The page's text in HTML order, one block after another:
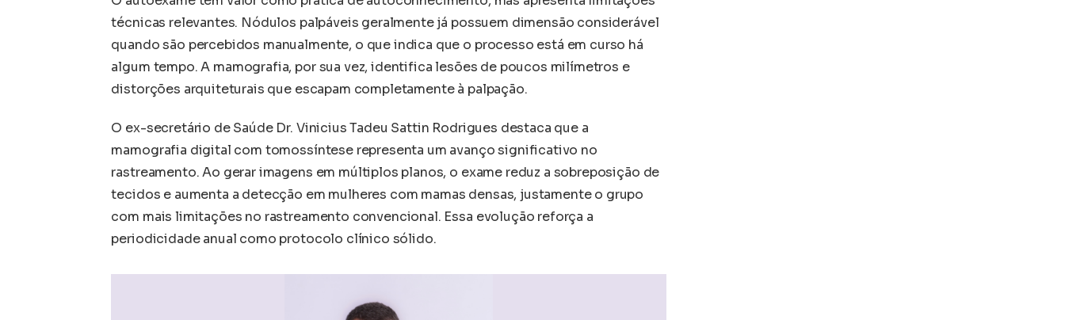
técnicas relevantes. Nódulos palpáveis geralmente já possuem dimensão considerável
quando são percebidos manualmente, o que indica que o processo está em curso há
algum tempo. A mamografia, por sua vez, identifica lesões de poucos milímetros e
distorções arquiteturais que escapam completamente à palpação.
O ex-secretário de Saúde Dr. Vinicius Tadeu Sattin Rodrigues destaca que a
mamografia digital com tomossíntese representa um avanço significativo no
rastreamento. Ao gerar imagens em múltiplos planos, o exame reduz a sobreposição de
tecidos e aumenta a detecção em mulheres com mamas densas, justamente o grupo
com mais limitações no rastreamento convencional. Essa evolução reforça a
periodicidade anual como protocolo clínico sólido.